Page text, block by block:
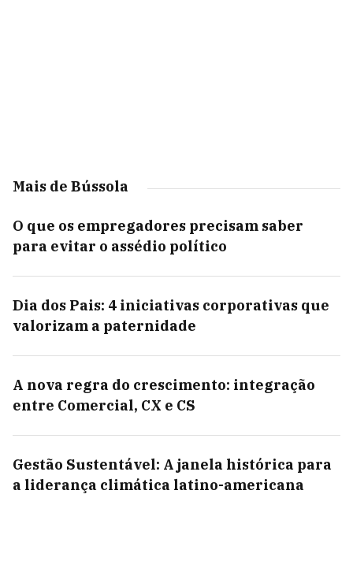
Mais de Bússola
O que os empregadores precisam saber
para evitar o assédio político
Dia dos Pais: 4 iniciativas corporativas que
valorizam a paternidade
A nova regra do crescimento: integração
entre Comercial, CX e CS
Gestão Sustentável: A janela histórica para
a liderança climática latino-americana